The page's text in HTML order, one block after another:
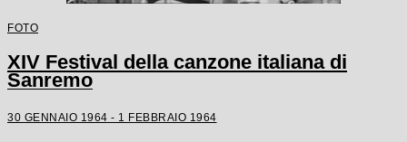
FOTO
XIV Festival della canzone italiana di
Sanremo
30 GENNAIO 1964 - 1 FEBBRAIO 1964